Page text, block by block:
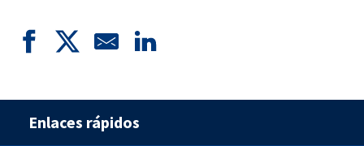
Enlaces rápidos